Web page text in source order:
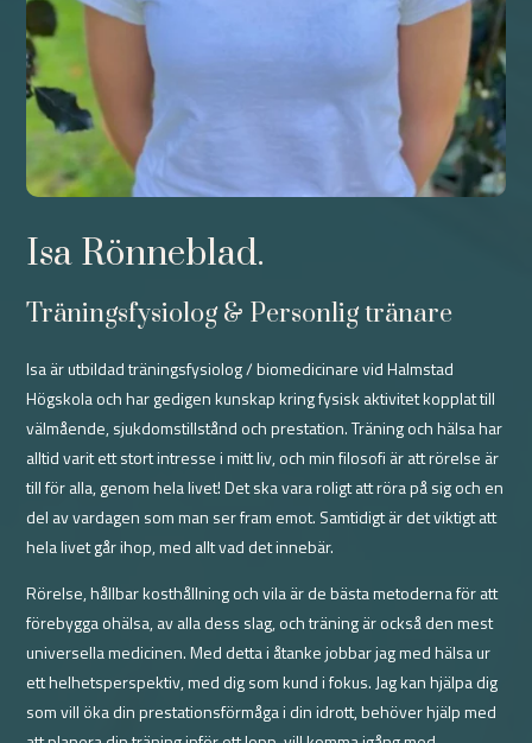
Isa Rönneblad.
Träningsfysiolog & Personlig tränare
Isa är utbildad träningsfysiolog / biomedicinare vid Halmstad
Högskola och har gedigen kunskap kring fysisk aktivitet kopplat till
välmående, sjukdomstillstånd och prestation. Träning och hälsa har
alltid varit ett stort intresse i mitt liv, och min filosofi är att rörelse är
till för alla, genom hela livet! Det ska vara roligt att röra på sig och en
del av vardagen som man ser fram emot. Samtidigt är det viktigt att
hela livet går ihop, med allt vad det innebär.
Rörelse, hållbar kosthållning och vila är de bästa metoderna för att
förebygga ohälsa, av alla dess slag, och träning är också den mest
universella medicinen. Med detta i åtanke jobbar jag med hälsa ur
ett helhetsperspektiv, med dig som kund i fokus. Jag kan hjälpa dig
som vill öka din prestationsförmåga i din idrott, behöver hjälp med